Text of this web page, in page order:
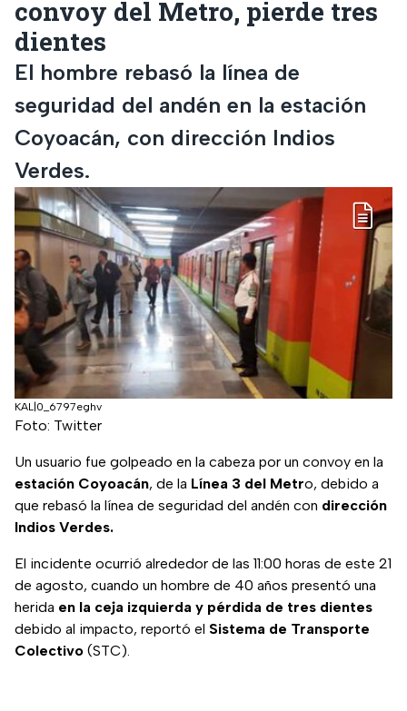
convoy del Metro, pierde tres
dientes
El hombre rebasó la línea de
seguridad del andén en la estación
Coyoacán, con dirección Indios
Verdes.
KAL|0_6797eghv
Foto: Twitter
Un usuario fue golpeado en la cabeza por un convoy en la
estación Coyoacán, de la Línea 3 del Metro, debido a
que rebasó la línea de seguridad del andén con dirección
Indios Verdes.
El incidente ocurrió alrededor de las 11:00 horas de este 21
de agosto, cuando un hombre de 40 años presentó una
herida en la ceja izquierda y pérdida de tres dientes
debido al impacto, reportó el Sistema de Transporte
Colectivo (STC).